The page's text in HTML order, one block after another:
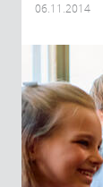
06.11.2014